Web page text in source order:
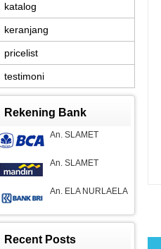
katalog
keranjang
pricelist
testimoni
Rekening Bank
An. SLAMET
An. SLAMET
An. ELA NURLAELA
Recent Posts